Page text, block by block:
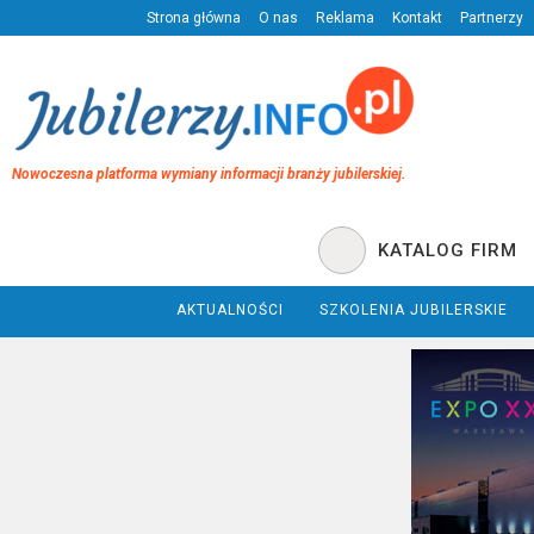
Strona główna O nas Reklama Kontakt Partnerzy
Nowoczesna platforma wymiany informacji branży jubilerskiej.
KATALOG FIRM
AKTUALNOŚCI SZKOLENIA JUBILERSKIE